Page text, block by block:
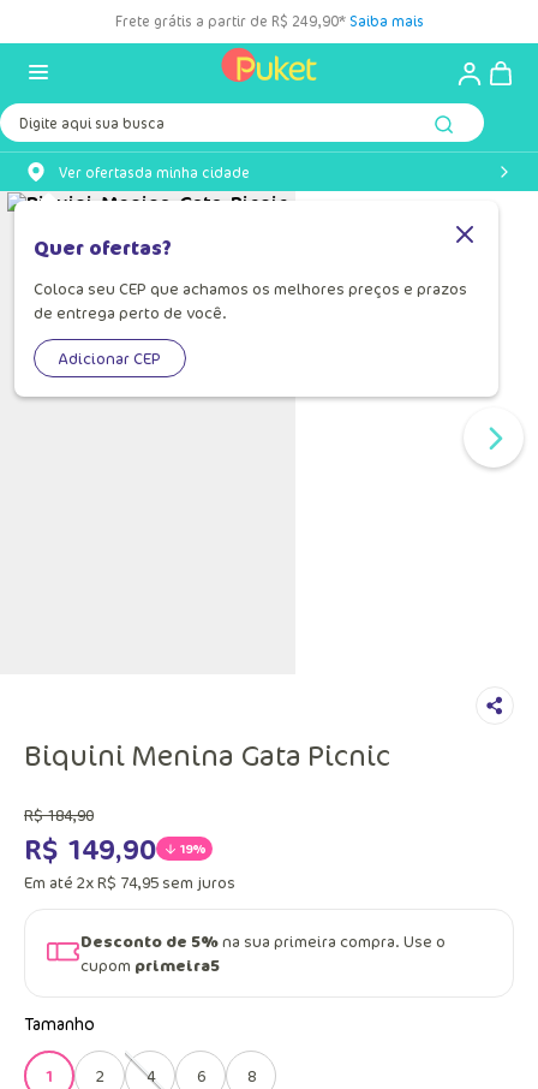
Frete grátis a partir de R$ 249,90* Saiba mais
Digite aqui sua busca
Ver ofertasda minha cidade
Quer ofertas?
Coloca seu CEP que achamos os melhores preços e prazos
de entrega perto de você.
Adicionar CEP
Biquini Menina Gata Picnic
R$184,90
R$ 149,90 19%
Em até 2xR$ 74,95 sem juros
Desconto de 5%na sua primeira compra. Use o
cupom primeira5
Tamanho
1 2 4 6 8